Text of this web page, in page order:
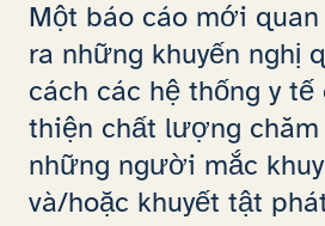
Một báo cáo mới
ra những khuyến nghị
cách các hệ thống y
thiện chất lượng chăm
những người mắc
và/hoặc khuyết tật